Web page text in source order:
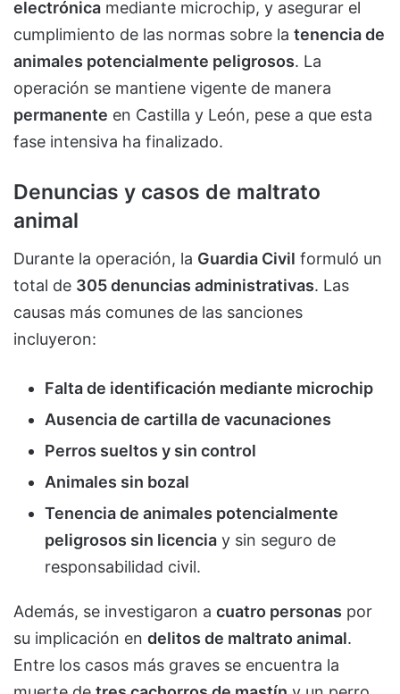
electrónica mediante microchip, y asegurar el
cumplimiento de las normas sobre la tenencia de
animales potencialmente peligrosos. La
operación se mantiene vigente de manera
permanente en Castilla y León, pese a que esta
fase intensiva ha finalizado.
Denuncias y casos de maltrato
animal
Durante la operación, la Guardia Civil formuló un
total de 305 denuncias administrativas. Las
causas más comunes de las sanciones
incluyeron:
Falta de identificación mediante microchip
Ausencia de cartilla de vacunaciones
Perros sueltos y sin control
Animales sin bozal
Tenencia de animales potencialmente
peligrosos sin licencia y sin seguro de
responsabilidad civil.
Además, se investigaron a cuatro personas por
su implicación en delitos de maltrato animal.
Entre los casos más graves se encuentra la